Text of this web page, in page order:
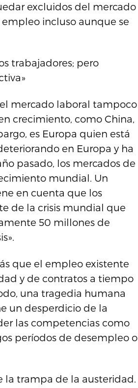
excluidos del mercado
incluso aunque se
trabajadores; pero
mercado laboral tampoco
crecimiento, como China,
es Europa quien está
en Europa y ha
pasado, los mercados de
mundial. Un
en cuenta que los
de la crisis mundial que
50 millones de
que el empleo existente
y de contratos a tiempo
una tragedia humana
un desperdicio de la
las competencias como
períodos de desempleo o
la trampa de la austeridad.